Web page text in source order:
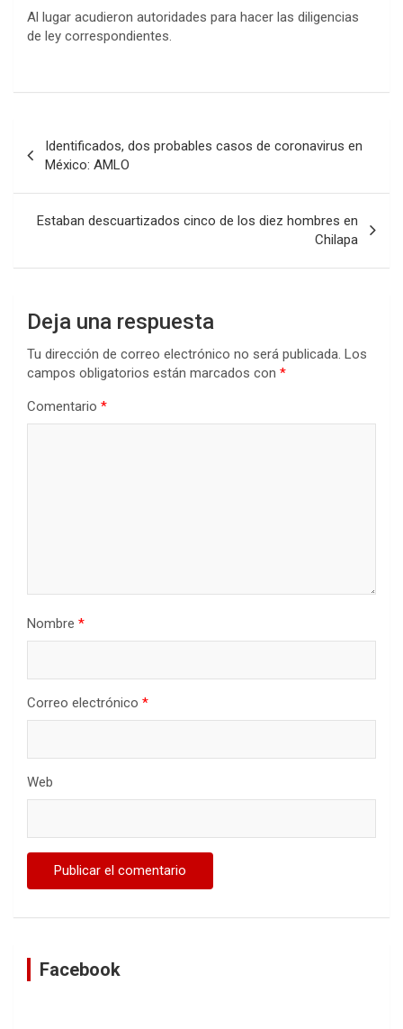
Al lugar acudieron autoridades para hacer las diligencias
de ley correspondientes.
de
entradas
Identificados, dos probables casos de coronavirus en
México: AMLO
Estaban descuartizados cinco de los diez hombres en
Chilapa
Deja una respuesta
Tu dirección de correo electrónico no será publicada. Los
campos obligatorios están marcados con *
Comentario *
Nombre *
Correo electrónico *
Web
Facebook